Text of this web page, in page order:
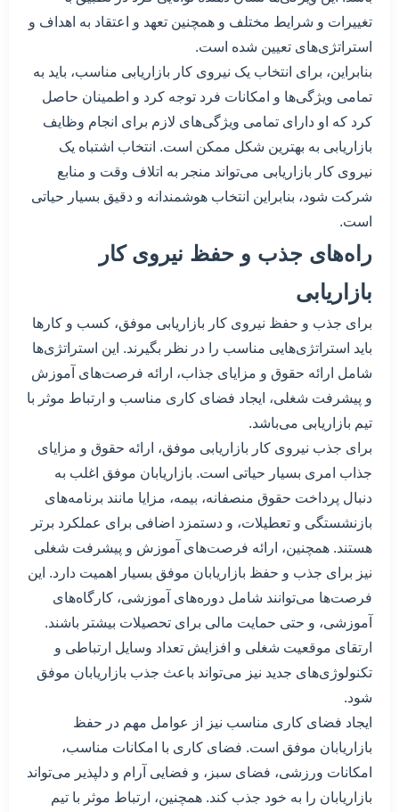
تغییرات و شرایط مختلف و همچنین تعهد و اعتقاد به اهداف و
استراتژی‌های تعیین شده است.
بنابراین، برای انتخاب یک نیروی کار بازاریابی مناسب، باید به
تمامی ویژگی‌ها و امکانات فرد توجه کرد و اطمینان حاصل
کرد که او دارای تمامی ویژگی‌های لازم برای انجام وظایف
بازاریابی به بهترین شکل ممکن است. انتخاب اشتباه یک
نیروی کار بازاریابی می‌تواند منجر به اتلاف وقت و منابع
شرکت شود، بنابراین انتخاب هوشمندانه و دقیق بسیار حیاتی
است.
راه‌های جذب و حفظ نیروی کار
بازاریابی
برای جذب و حفظ نیروی کار بازاریابی موفق، کسب و کارها
باید استراتژی‌هایی مناسب را در نظر بگیرند. این استراتژی‌ها
شامل ارائه حقوق و مزایای جذاب، ارائه فرصت‌های آموزش
و پیشرفت شغلی، ایجاد فضای کاری مناسب و ارتباط موثر با
تیم بازاریابی می‌باشد.
برای جذب نیروی کار بازاریابی موفق، ارائه حقوق و مزایای
جذاب امری بسیار حیاتی است. بازاریابان موفق اغلب به
دنبال پرداخت حقوق منصفانه، بیمه، مزایا مانند برنامه‌های
بازنشستگی و تعطیلات، و دستمزد اضافی برای عملکرد برتر
هستند. همچنین، ارائه فرصت‌های آموزش و پیشرفت شغلی
نیز برای جذب و حفظ بازاریابان موفق بسیار اهمیت دارد. این
فرصت‌ها می‌توانند شامل دوره‌های آموزشی، کارگاه‌های
آموزشی، و حتی حمایت مالی برای تحصیلات بیشتر باشند.
ارتقای موقعیت شغلی و افزایش تعداد وسایل ارتباطی و
تکنولوژی‌های جدید نیز می‌تواند باعث جذب بازاریابان موفق
شود.
ایجاد فضای کاری مناسب نیز از عوامل مهم در حفظ
بازاریابان موفق است. فضای کاری با امکانات مناسب،
امکانات ورزشی، فضای سبز، و فضایی آرام و دلپذیر می‌تواند
بازاریابان را به خود جذب کند. همچنین، ارتباط موثر با تیم